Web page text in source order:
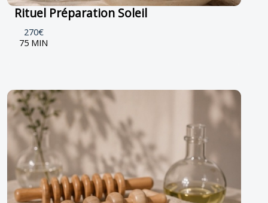
Rituel Préparation Soleil
270€
75 MIN